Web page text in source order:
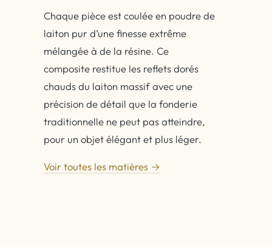
Chaque pièce est coulée en poudre de
laiton pur d’une finesse extrême
mélangée à de la résine. Ce
composite restitue les reflets dorés
chauds du laiton massif avec une
précision de détail que la fonderie
traditionnelle ne peut pas atteindre,
pour un objet élégant et plus léger.
Voir toutes les matières →